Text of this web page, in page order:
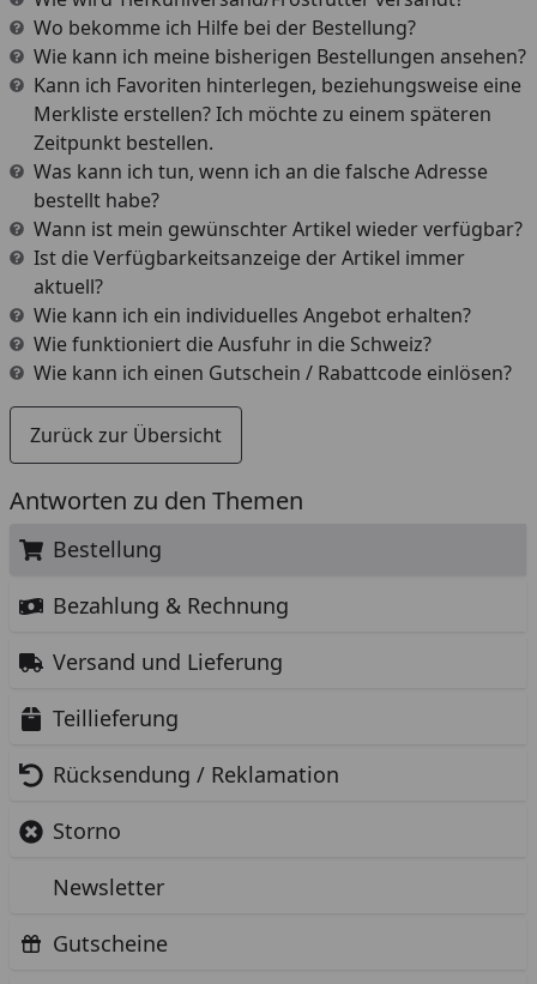
Antworten zu den Themen
Bestellung
Bezahlung & Rechnung
Versand und Lieferung
Teillieferung
Rücksendung / Reklamation
Storno
Newsletter
Gutscheine
Wo bekomme ich Hilfe bei der Bestellung?
Wie kann ich meine bisherigen Bestellungen ansehen?
Kann ich Favoriten hinterlegen, beziehungsweise eine
Merkliste erstellen? Ich möchte zu einem späteren
Zeitpunkt bestellen.
Was kann ich tun, wenn ich an die falsche Adresse
bestellt habe?
Wann ist mein gewünschter Artikel wieder verfügbar?
Ist die Verfügbarkeitsanzeige der Artikel immer
aktuell?
Wie kann ich ein individuelles Angebot erhalten?
Wie funktioniert die Ausfuhr in die Schweiz?
Wie kann ich einen Gutschein / Rabattcode einlösen?
Zurück zur Übersicht